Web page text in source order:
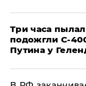
Три часа
подожгли С-
Путина у